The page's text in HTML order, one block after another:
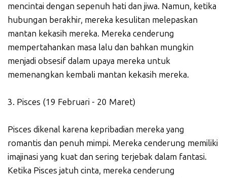
mencintai dengan sepenuh hati dan jiwa. Namun, ketika
hubungan berakhir, mereka kesulitan melepaskan
mantan kekasih mereka. Mereka cenderung
mempertahankan masa lalu dan bahkan mungkin
menjadi obsesif dalam upaya mereka untuk
memenangkan kembali mantan kekasih mereka.
3. Pisces (19 Februari - 20 Maret)
Pisces dikenal karena kepribadian mereka yang
romantis dan penuh mimpi. Mereka cenderung memiliki
imajinasi yang kuat dan sering terjebak dalam fantasi.
Ketika Pisces jatuh cinta, mereka cenderung